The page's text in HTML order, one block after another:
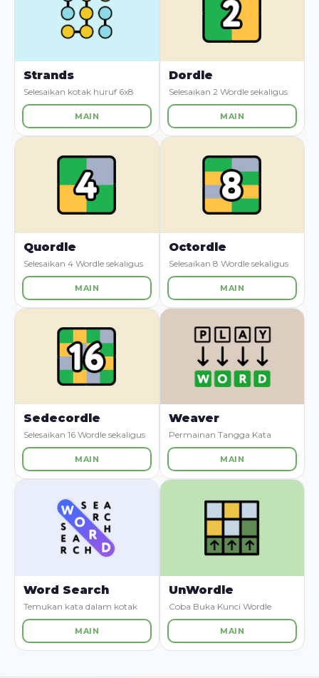
Strands
Selesaikan kotak huruf 6x8
MAIN
Dordle
Selesaikan 2 Wordle sekaligus
MAIN
Quordle
Selesaikan 4 Wordle sekaligus
MAIN
Octordle
Selesaikan 8 Wordle sekaligus
MAIN
Sedecordle
Selesaikan 16 Wordle sekaligus
MAIN
Weaver
Permainan Tangga Kata
MAIN
Word Search
Temukan kata dalam kotak
MAIN
UnWordle
Coba Buka Kunci Wordle
MAIN